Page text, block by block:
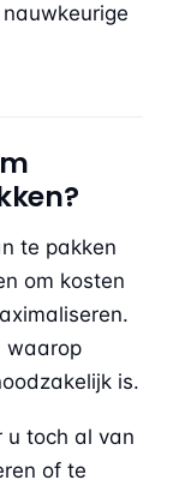
te pakken
om kosten
waarop
is.
u toch al van
of te